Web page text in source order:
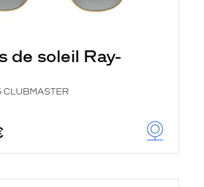
de soleil Ray-
CLUBMASTER